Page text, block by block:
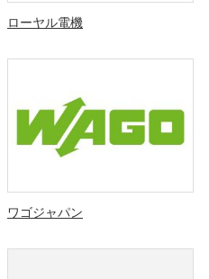
ローヤル電機
ワゴジャパン